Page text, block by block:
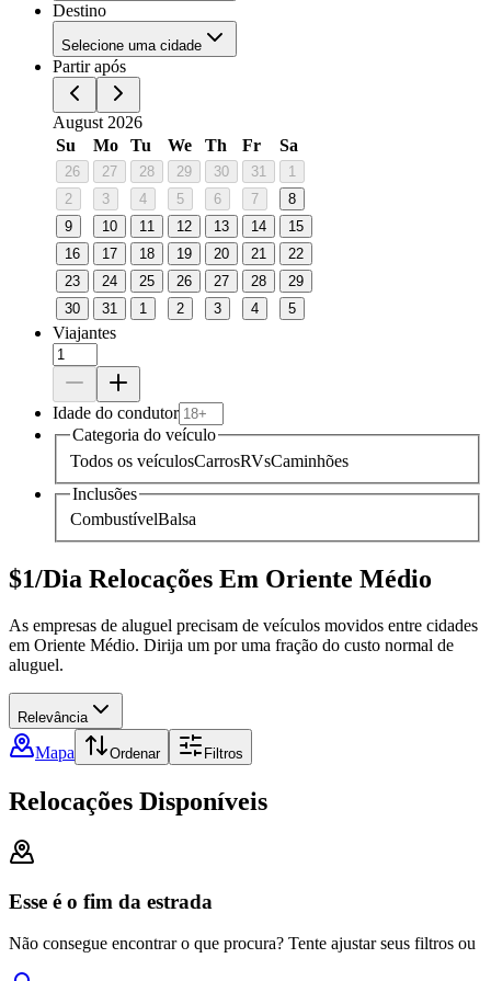
Destino
Selecione uma cidade
Partir após
August 2026
Su
Mo Tu We Th Fr Sa
26 27 28 29 30 31
1
2
3 4 5 6 7
8
9
10 11 12 13 14
15
16
17 18 19 20 21
22
23
24 25 26 27 28
29
30
31 1 2 3 4 5
Viajantes
Idade do condutor
Categoria do veículo
Todos os veículosCarrosRVsCaminhões
Inclusões
CombustívelBalsa
$1/Dia Relocações Em Oriente Médio
As empresas de aluguel precisam de veículos movidos entre cidades
em Oriente Médio. Dirija um por uma fração do custo normal de
aluguel.
Relevância
Mapa Ordenar Filtros
Relocações Disponíveis
Esse é o fim da estrada
Não consegue encontrar o que procura? Tente ajustar seus filtros ou